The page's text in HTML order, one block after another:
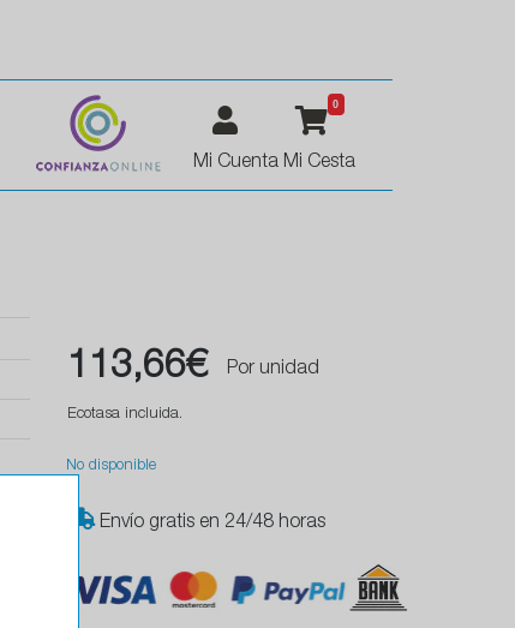
Mi Cuenta
0
Mi Cesta
113,66€ Por unidad
Ecotasa incluida.
No disponible
Envío gratis en 24/48 horas